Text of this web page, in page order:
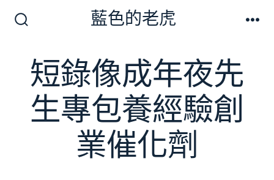
切
換
開
藍色的老虎
短錄像成年夜先
生專包養經驗創
業催化劑